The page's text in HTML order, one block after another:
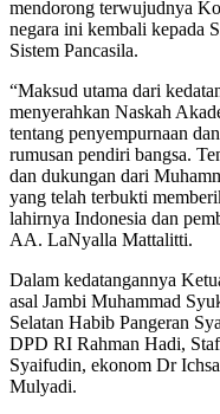
mendorong terwujudnya
negara ini kembali kepada
Sistem Pancasila.
“Maksud utama dari
menyerahkan Naskah
tentang penyempurnaan
rumusan pendiri bangsa.
dan dukungan dari
yang telah terbukti
lahirnya Indonesia dan
AA. LaNyalla Mattalitti.
Dalam kedatangannya
asal Jambi Muhammad
Selatan Habib Pangeran
DPD RI Rahman Hadi,
Syaifudin, ekonom Dr
Mulyadi.